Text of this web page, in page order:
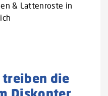
& Lattenroste in
treiben die